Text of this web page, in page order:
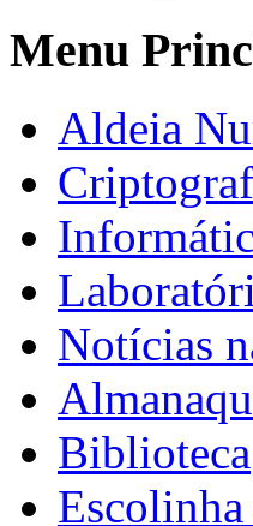
Menu
Aldeia
Notícias
Biblioteca